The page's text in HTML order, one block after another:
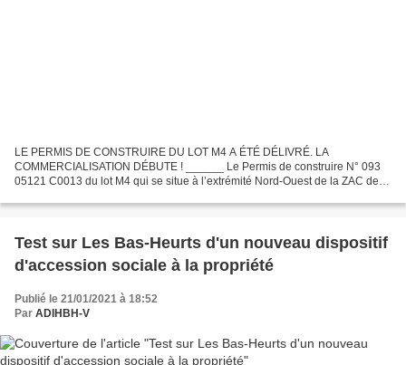
LE PERMIS DE CONSTRUIRE DU LOT M4 A ÉTÉ DÉLIVRÉ. LA
COMMERCIALISATION DÉBUTE ! ______ Le Permis de construire N° 093
05121 C0013 du lot M4 qui se situe à l’extrémité Nord-Ouest de la ZAC des
Test sur Les Bas-Heurts d'un nouveau dispositif
d'accession sociale à la propriété
Publié le 21/01/2021 à 18:52
Par ADIHBH-V